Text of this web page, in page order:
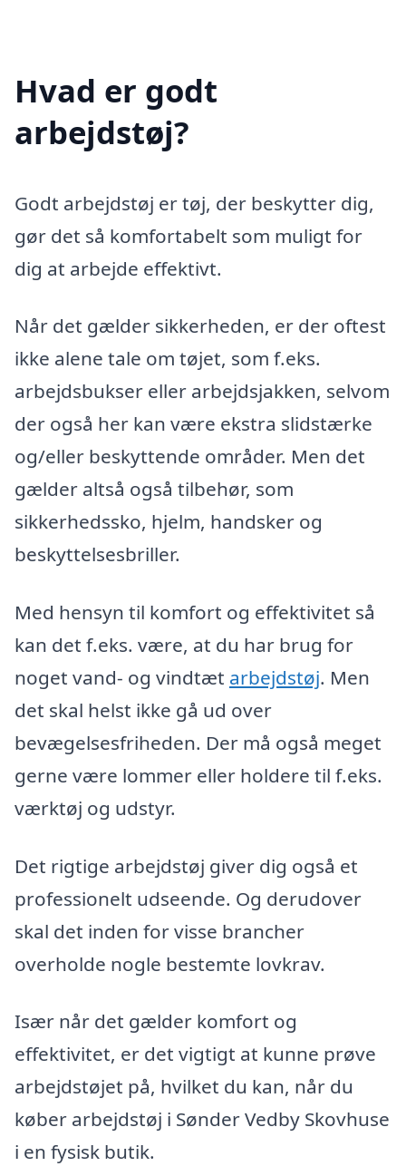
Hvad er godt
arbejdstøj?
Godt arbejdstøj er tøj, der beskytter dig,
gør det så komfortabelt som muligt for
dig at arbejde effektivt.
Når det gælder sikkerheden, er der oftest
ikke alene tale om tøjet, som f.eks.
arbejdsbukser eller arbejdsjakken, selvom
der også her kan være ekstra slidstærke
og/eller beskyttende områder. Men det
gælder altså også tilbehør, som
sikkerhedssko, hjelm, handsker og
beskyttelsesbriller.
Med hensyn til komfort og effektivitet så
kan det f.eks. være, at du har brug for
noget vand- og vindtæt arbejdstøj. Men
det skal helst ikke gå ud over
bevægelsesfriheden. Der må også meget
gerne være lommer eller holdere til f.eks.
værktøj og udstyr.
Det rigtige arbejdstøj giver dig også et
professionelt udseende. Og derudover
skal det inden for visse brancher
overholde nogle bestemte lovkrav.
Især når det gælder komfort og
effektivitet, er det vigtigt at kunne prøve
arbejdstøjet på, hvilket du kan, når du
køber arbejdstøj i Sønder Vedby Skovhuse
i en fysisk butik.